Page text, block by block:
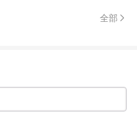
全部